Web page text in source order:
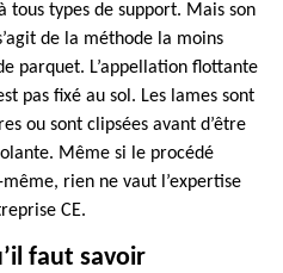
tous types de support. Mais son
de la méthode la moins
parquet. L’appellation flottante
pas fixé au sol. Les lames sont
ou sont clipsées avant d’être
Même si le procédé
rien ne vaut l’expertise
CE.
faut savoir